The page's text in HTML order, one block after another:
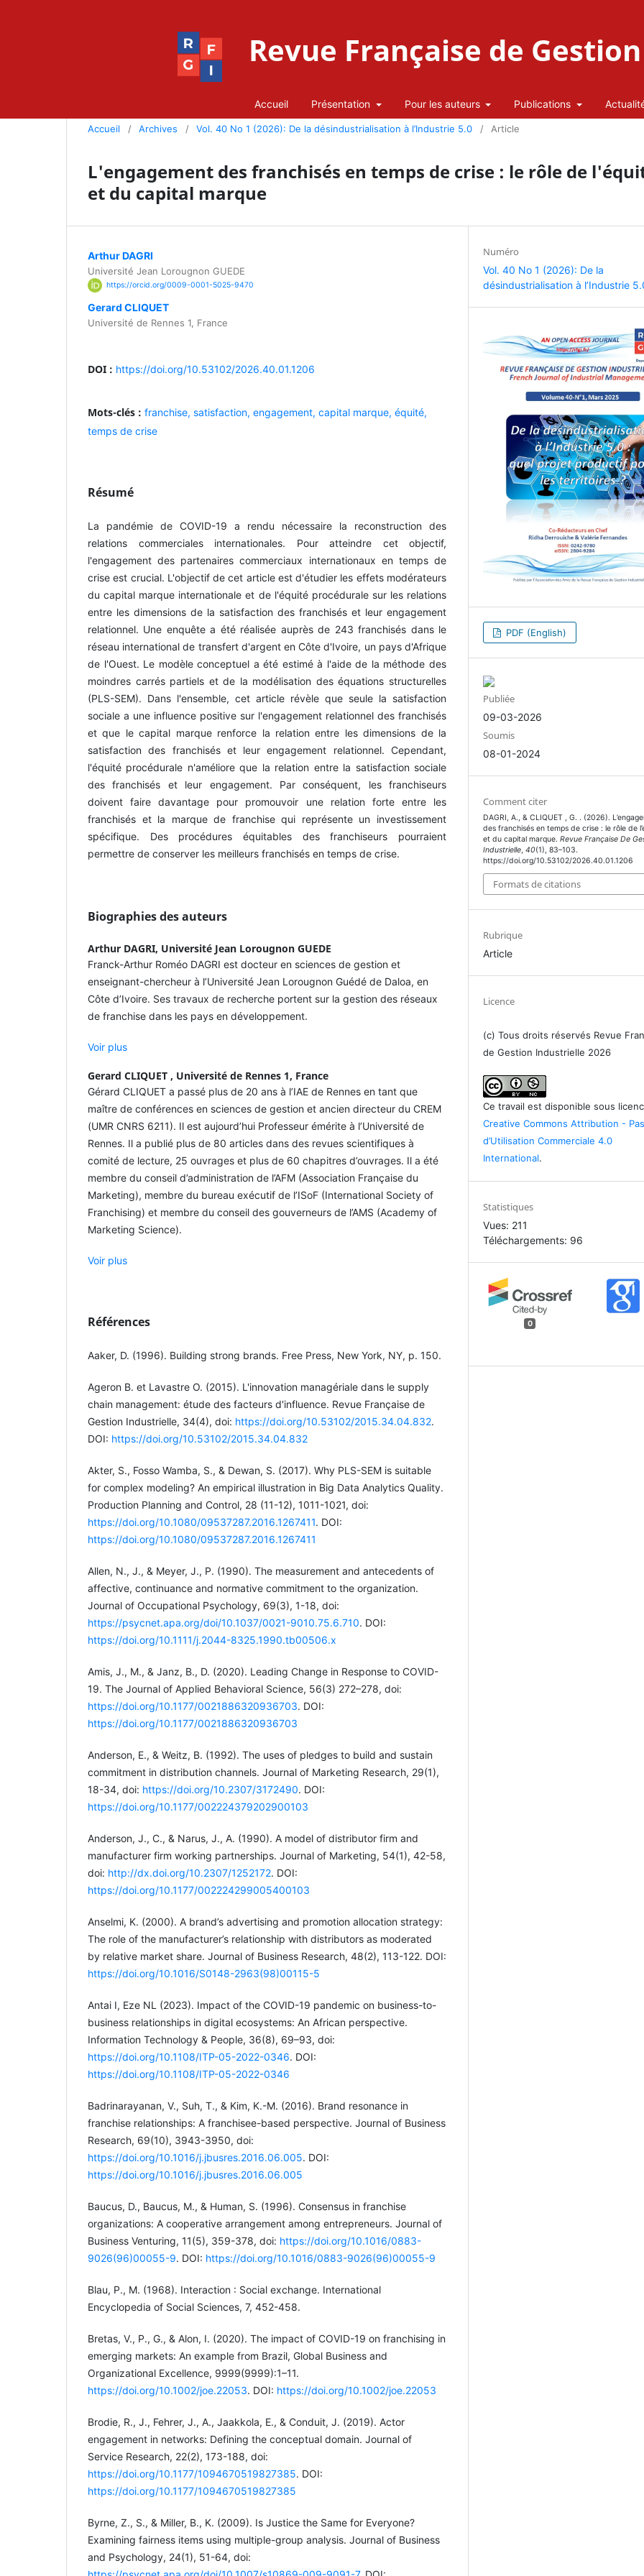
Revue Française de
Accueil Présentation Pour les auteurs Publications
Accueil / Archives / Vol. 40 No 1 (2026): De la désindustrialisation à l’Industrie 5.0 / Article
L'engagement des franchisés en temps de crise : le rôle de
et du capital marque
Arthur DAGRI
Université Jean Lorougnon GUEDE
https://orcid.org/0009-0001-5025-9470
Gerard CLIQUET
Université de Rennes 1, France
DOI : https://doi.org/10.53102/2026.40.01.1206
Mots-clés : franchise, satisfaction, engagement, capital marque, équité,
temps de crise
Résumé
La pandémie de COVID-19 a rendu nécessaire la reconstruction des
relations commerciales internationales. Pour atteindre cet objectif,
l'engagement des partenaires commerciaux internationaux en temps de
crise est crucial. L'objectif de cet article est d'étudier les effets modérateurs
du capital marque internationale et de l'équité procédurale sur les relations
entre les dimensions de la satisfaction des franchisés et leur engagement
relationnel. Une enquête a été réalisée auprès de 243 franchisés dans le
réseau international de transfert d'argent en Côte d'Ivoire, un pays d'Afrique
de l'Ouest. Le modèle conceptuel a été estimé à l'aide de la méthode des
moindres carrés partiels et de la modélisation des équations structurelles
(PLS-SEM). Dans l'ensemble, cet article révèle que seule la satisfaction
sociale a une influence positive sur l'engagement relationnel des franchisés
et que le capital marque renforce la relation entre les dimensions de la
satisfaction des franchisés et leur engagement relationnel. Cependant,
l'équité procédurale n'améliore que la relation entre la satisfaction sociale
des franchisés et leur engagement. Par conséquent, les franchiseurs
doivent faire davantage pour promouvoir une relation forte entre les
franchisés et la marque de franchise qui représente un investissement
spécifique. Des procédures équitables des franchiseurs pourraient
permettre de conserver les meilleurs franchisés en temps de crise.
Biographies des auteurs
Arthur DAGRI, Université Jean Lorougnon GUEDE
Franck-Arthur Roméo DAGRI est docteur en sciences de gestion et
enseignant-chercheur à l’Université Jean Lorougnon Guédé de Daloa, en
Côte d’Ivoire. Ses travaux de recherche portent sur la gestion des réseaux
de franchise dans les pays en développement.
Voir plus
Gerard CLIQUET , Université de Rennes 1, France
Gérard CLIQUET a passé plus de 20 ans à l’IAE de Rennes en tant que
maître de conférences en sciences de gestion et ancien directeur du CREM
(UMR CNRS 6211). Il est aujourd’hui Professeur émérite à l’Université de
Rennes. Il a publié plus de 80 articles dans des revues scientifiques à
comité de lecture, 25 ouvrages et plus de 60 chapitres d’ouvrages. Il a été
membre du conseil d’administration de l’AFM (Association Française du
Marketing), membre du bureau exécutif de l’ISoF (International Society of
Franchising) et membre du conseil des gouverneurs de l’AMS (Academy of
Marketing Science).
Voir plus
Références
Aaker, D. (1996). Building strong brands. Free Press, New York, NY, p. 150.
Ageron B. et Lavastre O. (2015). L'innovation managériale dans le supply
chain management: étude des facteurs d'influence. Revue Française de
Gestion Industrielle, 34(4), doi: https://doi.org/10.53102/2015.34.04.832.
DOI: https://doi.org/10.53102/2015.34.04.832
Akter, S., Fosso Wamba, S., & Dewan, S. (2017). Why PLS-SEM is suitable
for complex modeling? An empirical illustration in Big Data Analytics Quality.
Production Planning and Control, 28 (11-12), 1011-1021, doi:
https://doi.org/10.1080/09537287.2016.1267411. DOI:
https://doi.org/10.1080/09537287.2016.1267411
Allen, N., J., & Meyer, J., P. (1990). The measurement and antecedents of
affective, continuance and normative commitment to the organization.
Journal of Occupational Psychology, 69(3), 1-18, doi:
https://psycnet.apa.org/doi/10.1037/0021-9010.75.6.710. DOI:
https://doi.org/10.1111/j.2044-8325.1990.tb00506.x
Amis, J., M., & Janz, B., D. (2020). Leading Change in Response to COVID-
19. The Journal of Applied Behavioral Science, 56(3) 272–278, doi:
https://doi.org/10.1177/0021886320936703. DOI:
https://doi.org/10.1177/0021886320936703
Anderson, E., & Weitz, B. (1992). The uses of pledges to build and sustain
commitment in distribution channels. Journal of Marketing Research, 29(1),
18-34, doi: https://doi.org/10.2307/3172490. DOI:
https://doi.org/10.1177/002224379202900103
Anderson, J., C., & Narus, J., A. (1990). A model of distributor firm and
manufacturer firm working partnerships. Journal of Marketing, 54(1), 42-58,
doi: http://dx.doi.org/10.2307/1252172. DOI:
https://doi.org/10.1177/002224299005400103
Anselmi, K. (2000). A brand’s advertising and promotion allocation strategy:
The role of the manufacturer’s relationship with distributors as moderated
by relative market share. Journal of Business Research, 48(2), 113-122. DOI:
https://doi.org/10.1016/S0148-2963(98)00115-5
Antai I, Eze NL (2023). Impact of the COVID-19 pandemic on business-to-
business relationships in digital ecosystems: An African perspective.
Information Technology & People, 36(8), 69–93, doi:
https://doi.org/10.1108/ITP-05-2022-0346. DOI:
https://doi.org/10.1108/ITP-05-2022-0346
Badrinarayanan, V., Suh, T., & Kim, K.-M. (2016). Brand resonance in
franchise relationships: A franchisee-based perspective. Journal of Business
Research, 69(10), 3943-3950, doi:
https://doi.org/10.1016/j.jbusres.2016.06.005. DOI:
https://doi.org/10.1016/j.jbusres.2016.06.005
Baucus, D., Baucus, M., & Human, S. (1996). Consensus in franchise
organizations: A cooperative arrangement among entrepreneurs. Journal of
Business Venturing, 11(5), 359-378, doi: https://doi.org/10.1016/0883-
9026(96)00055-9. DOI: https://doi.org/10.1016/0883-9026(96)00055-9
Blau, P., M. (1968). Interaction : Social exchange. International
Encyclopedia of Social Sciences, 7, 452-458.
Bretas, V., P., G., & Alon, I. (2020). The impact of COVID-19 on franchising in
emerging markets: An example from Brazil, Global Business and
Organizational Excellence, 9999(9999):1–11.
https://doi.org/10.1002/joe.22053. DOI: https://doi.org/10.1002/joe.22053
Brodie, R., J., Fehrer, J., A., Jaakkola, E., & Conduit, J. (2019). Actor
engagement in networks: Defining the conceptual domain. Journal of
Service Research, 22(2), 173-188, doi:
https://doi.org/10.1177/1094670519827385. DOI:
https://doi.org/10.1177/1094670519827385
Byrne, Z., S., & Miller, B., K. (2009). Is Justice the Same for Everyone?
Examining fairness items using multiple-group analysis. Journal of Business
and Psychology, 24(1), 51-64, doi:
Numéro
Vol. 40 No 1 (2026): De la
désindustrialisation à l’Industrie
PDF (English)
Publiée
09-03-2026
Soumis
08-01-2024
Comment citer
DAGRI, A., & CLIQUET , G. . (2026).
des franchisés en temps de crise : le rôle de
et du capital marque.Revue Française De
Industrielle,40(1), 83–103.
https://doi.org/10.53102/2026.40.01.1206
Formats de citations
Rubrique
Article
Licence
(c) Tous droits réservés Revue
de Gestion Industrielle 2026
Ce travail est disponible sous
Creative Commons Attribution - Pas
d’Utilisation Commerciale 4.0
International.
Statistiques
Vues: 211
Téléchargements: 96
0